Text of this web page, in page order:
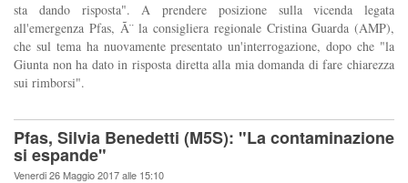
sta dando risposta". A prendere posizione sulla vicenda legata
all'emergenza Pfas, Ã¨ la consigliera regionale Cristina Guarda (AMP),
che sul tema ha nuovamente presentato un'interrogazione, dopo che "la
Giunta non ha dato in risposta diretta alla mia domanda di fare chiarezza
sui rimborsi".
Pfas, Silvia Benedetti (M5S): "La contaminazione
si espande"
Venerdi 26 Maggio 2017 alle 15:10